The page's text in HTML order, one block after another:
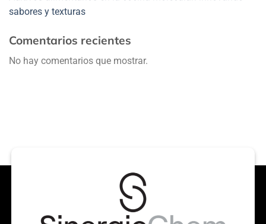
sabores y texturas
Comentarios recientes
No hay comentarios que mostrar.